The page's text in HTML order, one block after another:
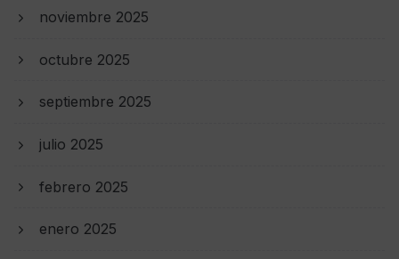
noviembre 2025
octubre 2025
septiembre 2025
julio 2025
febrero 2025
enero 2025